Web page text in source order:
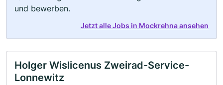
und bewerben.
Jetzt alle Jobs in Mockrehna ansehen
Holger Wislicenus Zweirad-Service-
Lonnewitz